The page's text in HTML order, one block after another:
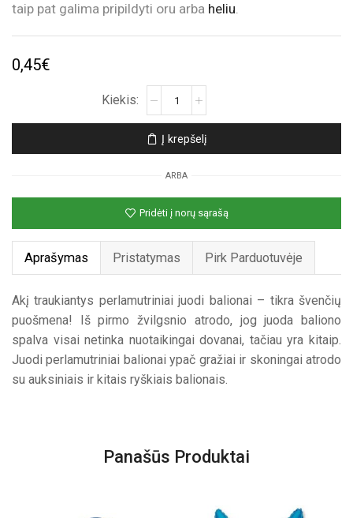
taip pat galima pripildyti oru arba heliu.
0,45€
Perlamutrinis
juodas
balionas
Į krepšelį
ARBA
Pridėti į norų sąrašą
Aprašymas Pristatymas Pirk Parduotuvėje
Akį traukiantys perlamutriniai juodi balionai – tikra švenčių
puošmena! Iš pirmo žvilgsnio atrodo, jog juoda baliono
spalva visai netinka nuotaikingai dovanai, tačiau yra kitaip.
Juodi perlamutriniai balionai ypač gražiai ir skoningai atrodo
su auksiniais ir kitais ryškiais balionais.
Panašūs Produktai